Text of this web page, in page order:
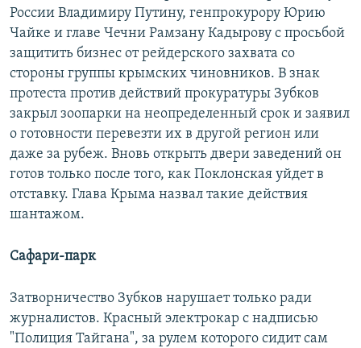
России Владимиру Путину, генпрокурору Юрию
Чайке и главе Чечни Рамзану Кадырову с просьбой
защитить бизнес от рейдерского захвата со
стороны группы крымских чиновников. В знак
протеста против действий прокуратуры Зубков
закрыл зоопарки на неопределенный срок и заявил
о готовности перевезти их в другой регион или
даже за рубеж. Вновь открыть двери заведений он
готов только после того, как Поклонская уйдет в
отставку. Глава Крыма назвал такие действия
шантажом.
Сафари-парк
Затворничество Зубков нарушает только ради
журналистов. Красный электрокар с надписью
"Полиция Тайгана", за рулем которого сидит сам